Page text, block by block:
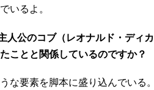
いるよ。
人公のコブ（レオナルド・ディカ
ことと関係しているのですか？
要素を脚本に盛り込んでいる。